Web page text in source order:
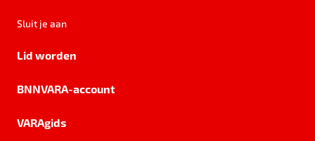
Sluit je aan
Lid worden
BNNVARA-account
VARAgids